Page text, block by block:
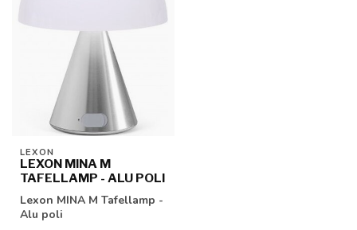
LEXON
LEXON MINA M
TAFELLAMP - ALU POLI
Lexon MINA M Tafellamp -
Alu poli